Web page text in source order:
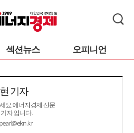
섹션뉴스 오피니언
기자
요 에너지경제 신문
자 입니다.
pearl@ekn.kr